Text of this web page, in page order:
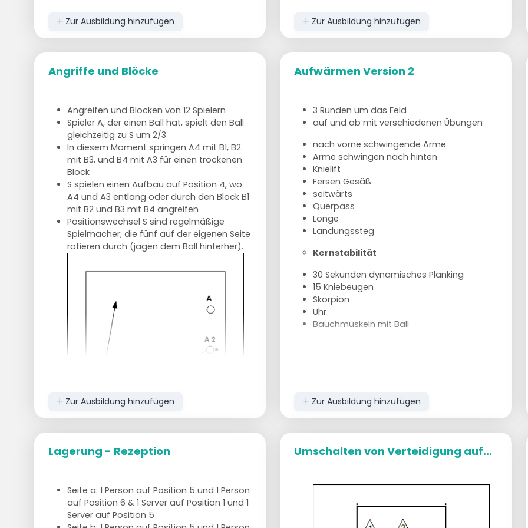
8 - 10 Spieler
Wenn weniger Spieler anwesend sind, kann die
Übung auch auf einer Seite durchgeführt
werden. Der Angreifer nimmt den Ball auf und
stellt sich dann auf dieselbe Linie.
Der Blocker kommt dazu, zeigt an, wo er
blocken will, und der Innenverteidiger geht an
Zur Ausbildung hinzufügen Zur Ausbildung hinzufügen
Angriffe und Blöcke
Angreifen und Blocken von 12 Spielern
Spieler A, der einen Ball hat, spielt den Ball
gleichzeitig zu S um 2/3
In diesem Moment springen A4 mit B1, B2
mit B3, und B4 mit A3 für einen trockenen
Block
S spielen einen Aufbau auf Position 4, wo
A4 und A3 entlang oder durch den Block B1
mit B2 und B3 mit B4 angreifen
Positionswechsel S sind regelmäßige
Spielmacher; die fünf auf der eigenen Seite
rotieren durch (jagen dem Ball hinterher).
Zur Ausbildung hinzufügen
Aufwärmen Version 2
3 Runden um das Feld
auf und ab mit verschiedenen Übungen
nach vorne schwingende Arme
Arme schwingen nach hinten
Knielift
Fersen Gesäß
seitwärts
Querpass
Longe
Landungssteg
Kernstabilität
30 Sekunden dynamisches Planking
15 Kniebeugen
Skorpion
Uhr
Bauchmuskeln mit Ball
Zur Ausbildung hinzufügen
Lagerung - Rezeption
Seite a: 1 Person auf Position 5 und 1 Person
auf Position 6 & 1 Server auf Position 1 und 1
Server auf Position 5
Umschalten von Verteidigung auf...